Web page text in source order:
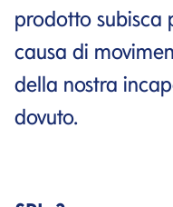
prodotto subisca
causa di
della nostra
dovuto.